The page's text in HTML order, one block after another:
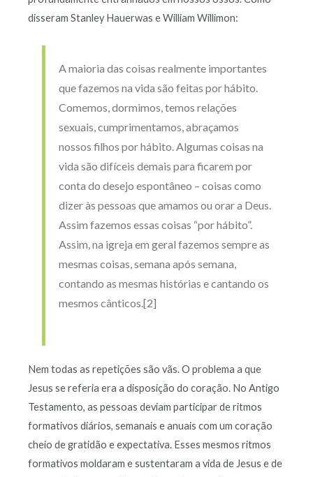
disseram Stanley Hauerwas e William Willimon:
A maioria das coisas realmente importantes
que fazemos na vida são feitas por hábito.
Comemos, dormimos, temos relações
sexuais, cumprimentamos, abraçamos
nossos filhos por hábito. Algumas coisas na
vida são difíceis demais para ficarem por
conta do desejo espontâneo – coisas como
dizer às pessoas que amamos ou orar a Deus.
Assim fazemos essas coisas “por hábito”.
Assim, na igreja em geral fazemos sempre as
mesmas coisas, semana após semana,
contando as mesmas histórias e cantando os
mesmos cânticos.[2]
Nem todas as repetições são vãs. O problema a que
Jesus se referia era a disposição do coração. No Antigo
Testamento, as pessoas deviam participar de ritmos
formativos diários, semanais e anuais com um coração
cheio de gratidão e expectativa. Esses mesmos ritmos
formativos moldaram e sustentaram a vida de Jesus e de